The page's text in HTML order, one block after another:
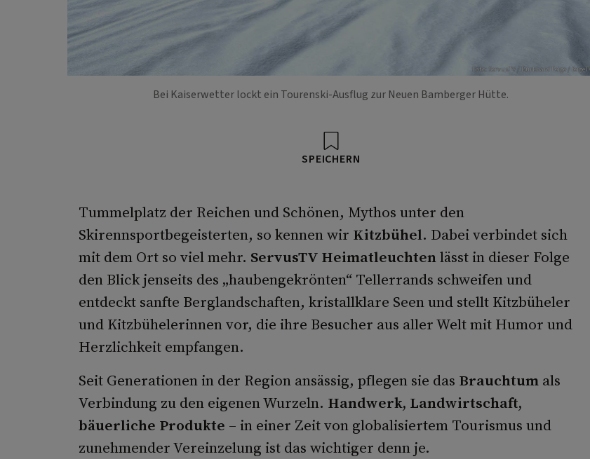
Foto: ServusTV / Burkhard Feige /
Bei Kaiserwetter lockt ein Tourenski-Ausflug zur Neuen Bamberger Hütte.
SPEICHERN
Tummelplatz der Reichen und Schönen, Mythos unter den
Skirennsportbegeisterten, so kennen wir Kitzbühel. Dabei verbindet sich
mit dem Ort so viel mehr. ServusTV Heimatleuchtenlässt in dieser Folge
den Blick jenseits des „haubengekrönten“ Tellerrands schweifen und
entdeckt sanfte Berglandschaften, kristallklare Seen und stellt Kitzbüheler
und Kitzbühelerinnen vor, die ihre Besucher aus aller Welt mit Humor und
Herzlichkeit empfangen.
Seit Generationen in der Region ansässig, pflegen sie das Brauchtumals
Verbindung zu den eigenen Wurzeln. Handwerk, Landwirtschaft,
bäuerliche Produkte – in einer Zeit von globalisiertem Tourismus und
zunehmender Vereinzelung ist das wichtiger denn je.